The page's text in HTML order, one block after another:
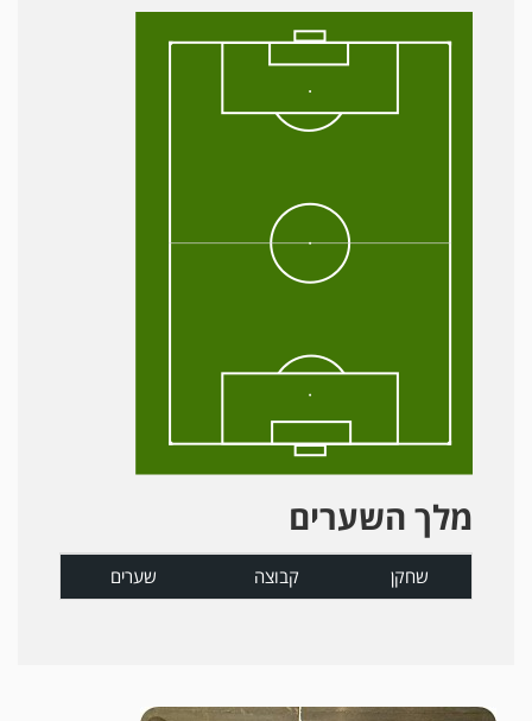
מלך השערים
שחקן קבוצה שערים